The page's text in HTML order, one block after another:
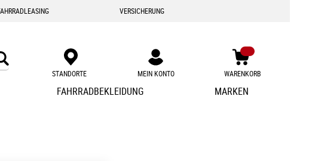
VERSICHERUNG
MEIN KONTO WARENKORB
Search STANDORTE
FAHRRADBEKLEIDUNG MARKEN